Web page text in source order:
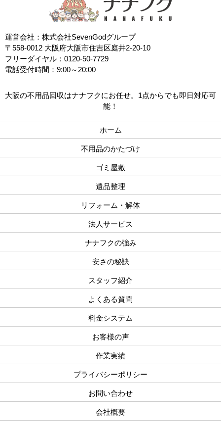
運営会社：株式会社SevenGodグループ
〒558-0012 大阪府大阪市住吉区庭井2-20-10
フリーダイヤル：0120-50-7729
電話受付時間：9:00～20:00
大阪の不用品回収はナナフクにお任せ。1点からでも即日対応可
能！
ホーム
不用品のかたづけ
ゴミ屋敷
遺品整理
リフォーム・解体
法人サービス
ナナフクの強み
安さの秘訣
スタッフ紹介
よくある質問
料金システム
お客様の声
作業実績
プライバシーポリシー
お問い合わせ
会社概要